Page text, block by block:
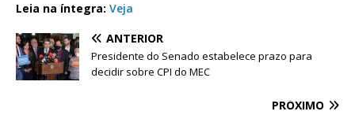
Leia na íntegra: Veja
ANTERIOR
Presidente do Senado estabelece prazo para
decidir sobre CPI do MEC
PRÓXIMO